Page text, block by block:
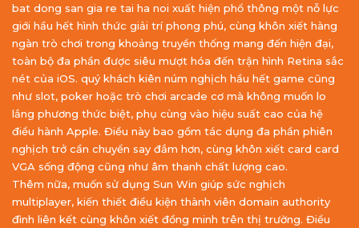
bat dong san gia re tai ha noi xuất hiện phổ thông một nỗ lực
giới hầu hết hình thức giải trí phong phú, cùng khôn xiết hàng
ngàn trò chơi trong khoảng truyền thống mang đến hiện đại,
toàn bộ đa phần được siêu mượt hóa đến trận hình Retina sắc
nét của iOS. quý khách kiên núm nghịch hầu hết game cũng
như slot, poker hoặc trò chơi arcade cơ mà không muốn lo
lắng phương thức biệt, phụ cùng vào hiệu suất cao của hệ
điều hành Apple. Điều này bao gồm tác dụng đa phần phiên
nghịch trở cần chuyển say đắm hơn, cùng khôn xiết card card
VGA sống động cũng như âm thanh chất lượng cao.
Thêm nữa, muốn sử dụng Sun Win giúp sức nghịch
multiplayer, kiến thiết điều kiện thành viên domain authority
đình liên kết cùng khôn xiết đồng minh trên thị trường. Điều